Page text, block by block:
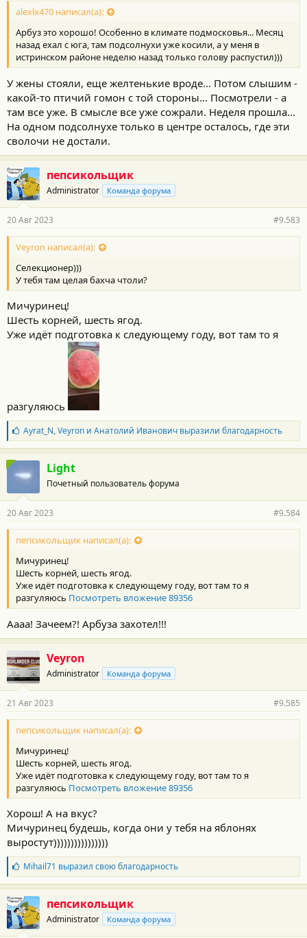
с
и
:
alexlx470 написал(а):
Арбуз это хорошо! Особенно в климате подмосковья... Месяц
назад ехал с юга, там подсолнухи уже косили, а у меня в
истринском районе неделю назад только голову распустил)))
У жены стояли, еще желтенькие вроде... Потом слышим -
какой-то птичий гомон с той стороны... Посмотрели - а
там все уже. В смысле все уже сожрали. Неделя прошла...
На одном подсолнухе только в центре осталось, где эти
сволочи не достали.
пепсикольщик
Administrator Команда форума
20 Авг 2023 #9.583
Veyron написал(а):
Селекционер)))
У тебя там целая бахча чтоли?
Мичуринец!
Шесть корней, шесть ягод.
Уже идёт подготовка к следующему году, вот там то я
разгуляюсь
Б
л
а
г
о
д
а
н
о
с
и
:
Ayrat_N,Veyronи Анатолий Ивановичвыразили благодарность
Light
Почетный пользователь форума
20 Авг 2023 #9.584
пепсикольщик написал(а):
Мичуринец!
Шесть корней, шесть ягод.
Уже идёт подготовка к следующему году, вот там то я
разгуляюсь Посмотреть вложение 89356
Аааа! Зачеем?! Арбуза захотел!!!
Veyron
Administrator Команда форума
21 Авг 2023 #9.585
пепсикольщик написал(а):
Мичуринец!
Шесть корней, шесть ягод.
Уже идёт подготовка к следующему году, вот там то я
разгуляюсь Посмотреть вложение 89356
Хорош! А на вкус?
Мичуринец будешь, когда они у тебя на яблонях
выростут))))))))))))))))
Б
л
а
г
о
д
а
Mihail71 выразил свою благодарность
пепсикольщик
Administrator Команда форума